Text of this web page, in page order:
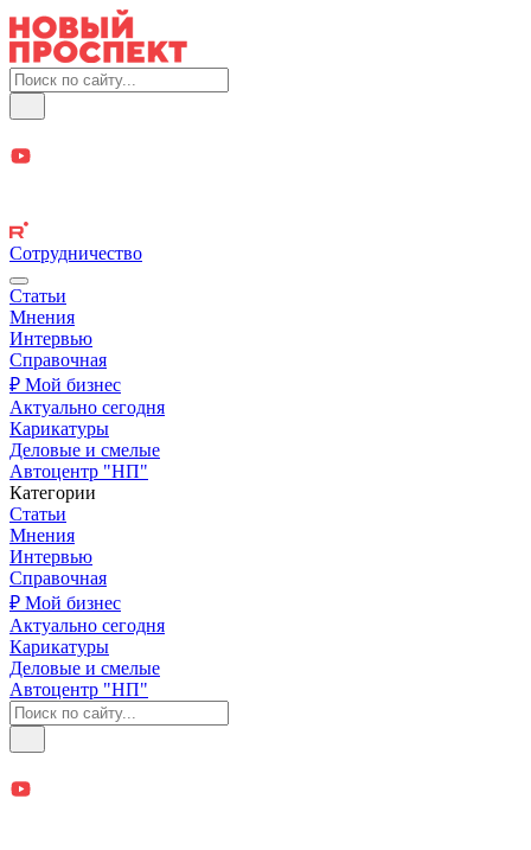
Сотрудничество
Статьи
Мнения
Интервью
Справочная
₽ Мой бизнес
Актуально сегодня
Карикатуры
Деловые и смелые
Автоцентр "НП"
Категории
Статьи
Мнения
Интервью
Справочная
₽ Мой бизнес
Актуально сегодня
Карикатуры
Деловые и смелые
Автоцентр "НП"